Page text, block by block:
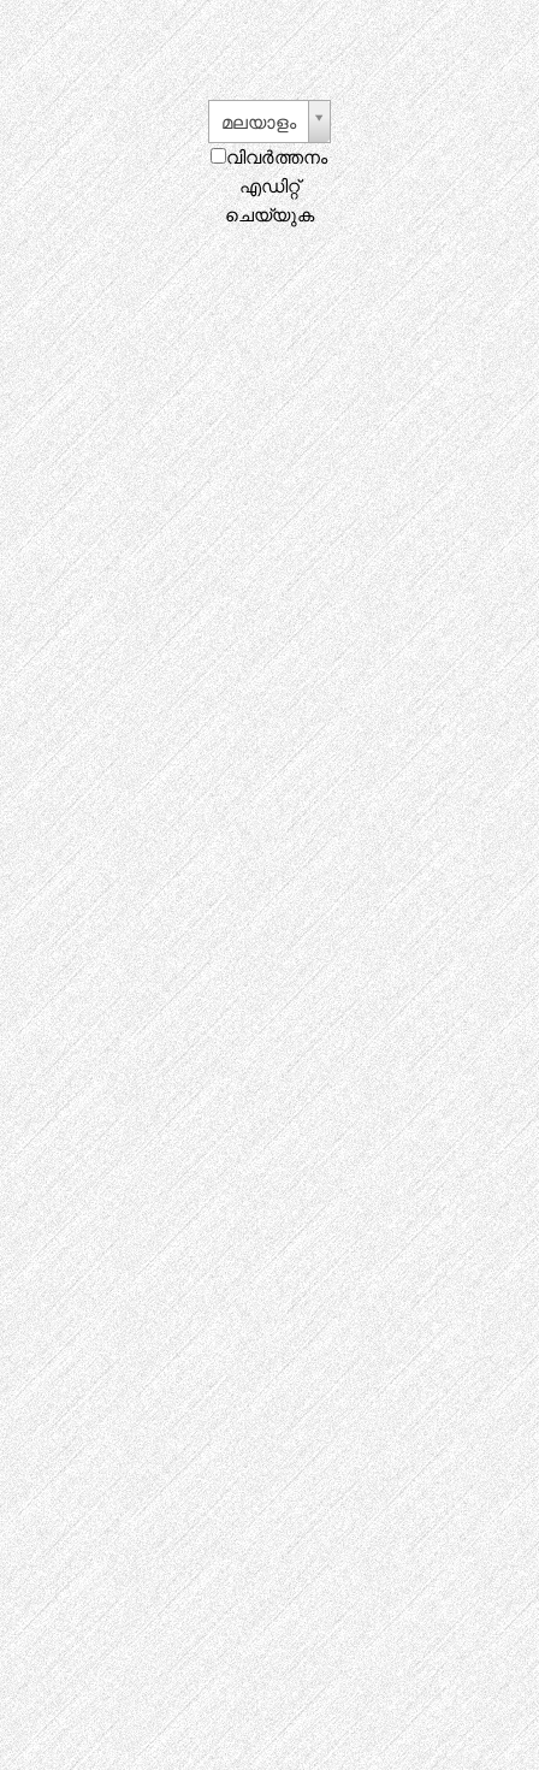
മലയാളം
വിവർത്തനം
എഡിറ്റ്
ചെയ്യുക